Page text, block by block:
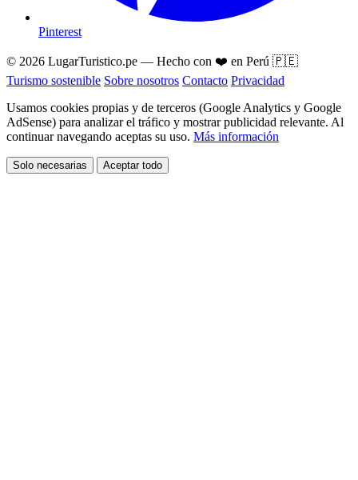
Pinterest
© 2026 LugarTuristico.pe — Hecho con ❤️ en Perú 🇵🇪
Turismo sostenible Sobre nosotros Contacto Privacidad
Usamos cookies propias y de terceros (Google Analytics y Google
AdSense) para analizar el tráfico y mostrar publicidad relevante. Al
continuar navegando aceptas su uso. Más información
Solo necesarias Aceptar todo